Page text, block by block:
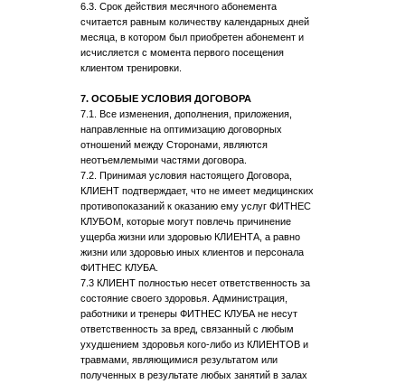
6.3. Срок действия месячного абонемента
считается равным количеству календарных дней
месяца, в котором был приобретен абонемент и
исчисляется с момента первого посещения
клиентом тренировки.
7. ОСОБЫЕ УСЛОВИЯ ДОГОВОРА
7.1. Все изменения, дополнения, приложения,
направленные на оптимизацию договорных
отношений между Сторонами, являются
неотъемлемыми частями договора.
7.2. Принимая условия настоящего Договора,
КЛИЕНТ подтверждает, что не имеет медицинских
противопоказаний к оказанию ему услуг ФИТНЕС
КЛУБОМ, которые могут повлечь причинение
ущерба жизни или здоровью КЛИЕНТА, а равно
жизни или здоровью иных клиентов и персонала
ФИТНЕС КЛУБА.
7.3 КЛИЕНТ полностью несет ответственность за
состояние своего здоровья. Администрация,
работники и тренеры ФИТНЕС КЛУБА не несут
ответственность за вред, связанный с любым
ухудшением здоровья кого-либо из КЛИЕНТОВ и
травмами, являющимися результатом или
полученных в результате любых занятий в залах